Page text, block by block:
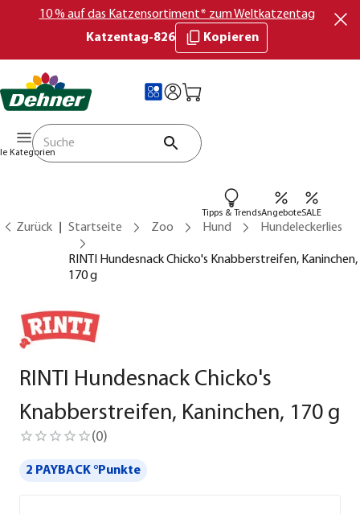
10 % auf das Katzensortiment* zum Weltkatzentag
Katzentag-826
Kopieren
Kategorien
Tipps & TrendsAngeboteSALE
Zurück Startseite Zoo Hund Hundeleckerlies
RINTI Hundesnack Chicko's Knabberstreifen, Kaninchen,
170 g
RINTI Hundesnack Chicko's
Knabberstreifen, Kaninchen, 170 g
(0)
2 PAYBACK °Punkte